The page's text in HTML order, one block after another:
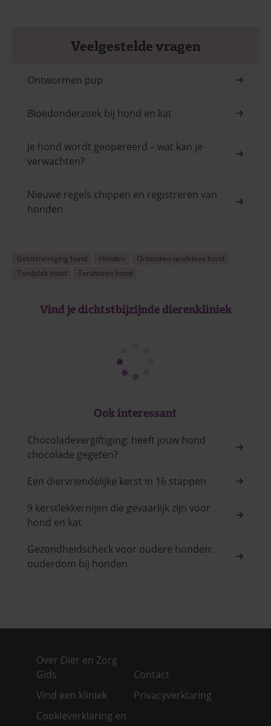
Veelgestelde vragen
Ontwormen pup
Bloedonderzoek bij hond en kat
Je hond wordt geopereerd – wat kan je
verwachten?
Nieuwe regels chippen en registreren van
honden
Gebitsreiniging hond Honden
Ontstoken tandvlees hond
Tandplak hond
Tandsteen hond
Vind je dichtstbijzijnde dierenkliniek
Ook interessant
Chocoladevergiftiging: heeft jouw hond
chocolade gegeten?
Een diervriendelijke kerst in 16 stappen
9 kerstlekkernijen die gevaarlijk zijn voor
hond en kat
Gezondheidscheck voor oudere honden:
ouderdom bij honden
Over Dier en Zorg
Gids
Contact
Vind een kliniek
Privacyverklaring
Cookieverklaring en